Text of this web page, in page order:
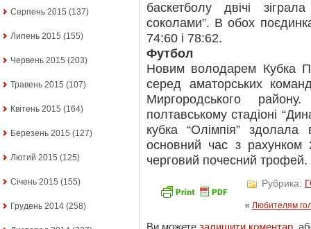
Серпень 2015 (137)
Липень 2015 (155)
Червень 2015 (203)
Травень 2015 (107)
Квітень 2015 (164)
Березень 2015 (127)
Лютий 2015 (125)
Січень 2015 (155)
Грудень 2014 (258)
баскетболу двічі
соколами”. В обох
74:60 і 78:62.
Футбол
Новим володарем Кубка
серед аматорських
Миргородського
полтавському стадіоні
кубка “Олімпія” здолала
основний час з рахунком
черговий почесний трофей.
Рубрика:
« Любителям